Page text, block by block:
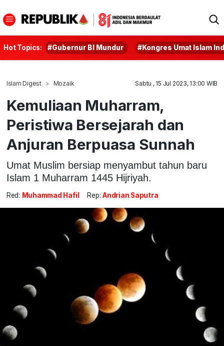
Hot Topics: #Gubernur BI Mundur #Kongres Umat Islam
Islam Digest Mozaik Sabtu , 15 Jul 2023, 13:00 WIB
Kemuliaan Muharram,
Peristiwa Bersejarah dan
Anjuran Berpuasa Sunnah
Umat Muslim bersiap menyambut tahun baru
Islam 1 Muharram 1445 Hijriyah.
Red: Muhammad Hafil Rep: Andrian Saputra